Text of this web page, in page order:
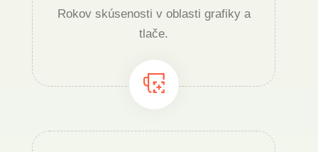
Rokov skúsenosti v oblasti grafiky a
tlače.